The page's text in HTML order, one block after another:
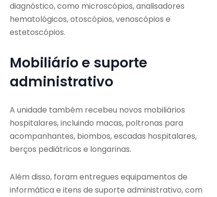
diagnóstico, como microscópios, analisadores
hematológicos, otoscópios, venoscópios e
estetoscópios.
Mobiliário e suporte
administrativo
A unidade também recebeu novos mobiliários
hospitalares, incluindo macas, poltronas para
acompanhantes, biombos, escadas hospitalares,
berços pediátricos e longarinas.
Além disso, foram entregues equipamentos de
informática e itens de suporte administrativo, com